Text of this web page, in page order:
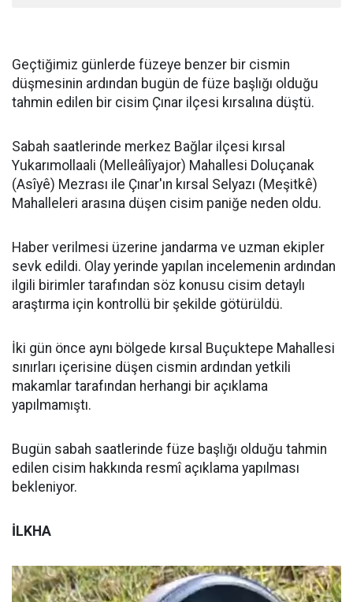
Geçtiğimiz günlerde füzeye benzer bir cismin
düşmesinin ardından bugün de füze başlığı olduğu
tahmin edilen bir cisim Çınar ilçesi kırsalına düştü.
Sabah saatlerinde merkez Bağlar ilçesi kırsal
Yukarımollaali (Melleâlîyajor) Mahallesi Doluçanak
(Asîyê) Mezrası ile Çınar'ın kırsal Selyazı (Meşitkê)
Mahalleleri arasına düşen cisim paniğe neden oldu.
Haber verilmesi üzerine jandarma ve uzman ekipler
sevk edildi. Olay yerinde yapılan incelemenin ardından
ilgili birimler tarafından söz konusu cisim detaylı
araştırma için kontrollü bir şekilde götürüldü.
İki gün önce aynı bölgede kırsal Buçuktepe Mahallesi
sınırları içerisine düşen cismin ardından yetkili
makamlar tarafından herhangi bir açıklama
yapılmamıştı.
Bugün sabah saatlerinde füze başlığı olduğu tahmin
edilen cisim hakkında resmî açıklama yapılması
bekleniyor.
İLKHA